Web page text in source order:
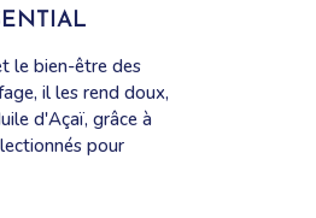
le bien-être des
il les rend doux,
d'Açaï, grâce à
pour